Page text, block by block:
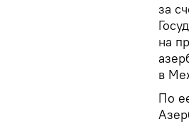
за
на
в
По